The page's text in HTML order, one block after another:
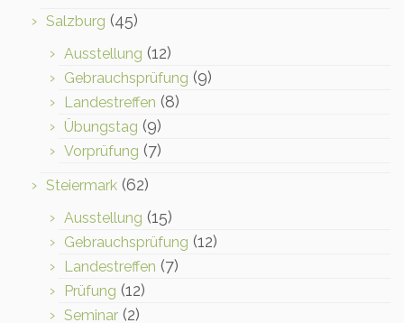
Salzburg (45)
Ausstellung (12)
Gebrauchsprüfung (9)
Landestreffen (8)
Übungstag (9)
Vorprüfung (7)
Steiermark (62)
Ausstellung (15)
Gebrauchsprüfung (12)
Landestreffen (7)
Prüfung (12)
Seminar (2)